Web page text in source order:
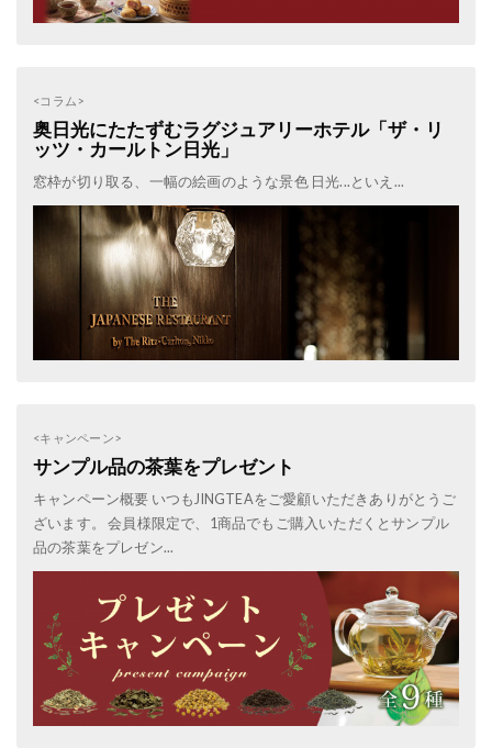
<コラム>
奥日光にたたずむラグジュアリーホテル「ザ・リ
ッツ・カールトン日光」
窓枠が切り取る、一幅の絵画のような景色 日光...といえ...
<キャンペーン>
サンプル品の茶葉をプレゼント
キャンペーン概要 いつもJINGTEAをご愛顧いただきありがとうご
ざいます。 会員様限定で、1商品でもご購入いただくとサンプル
品の茶葉をプレゼン...